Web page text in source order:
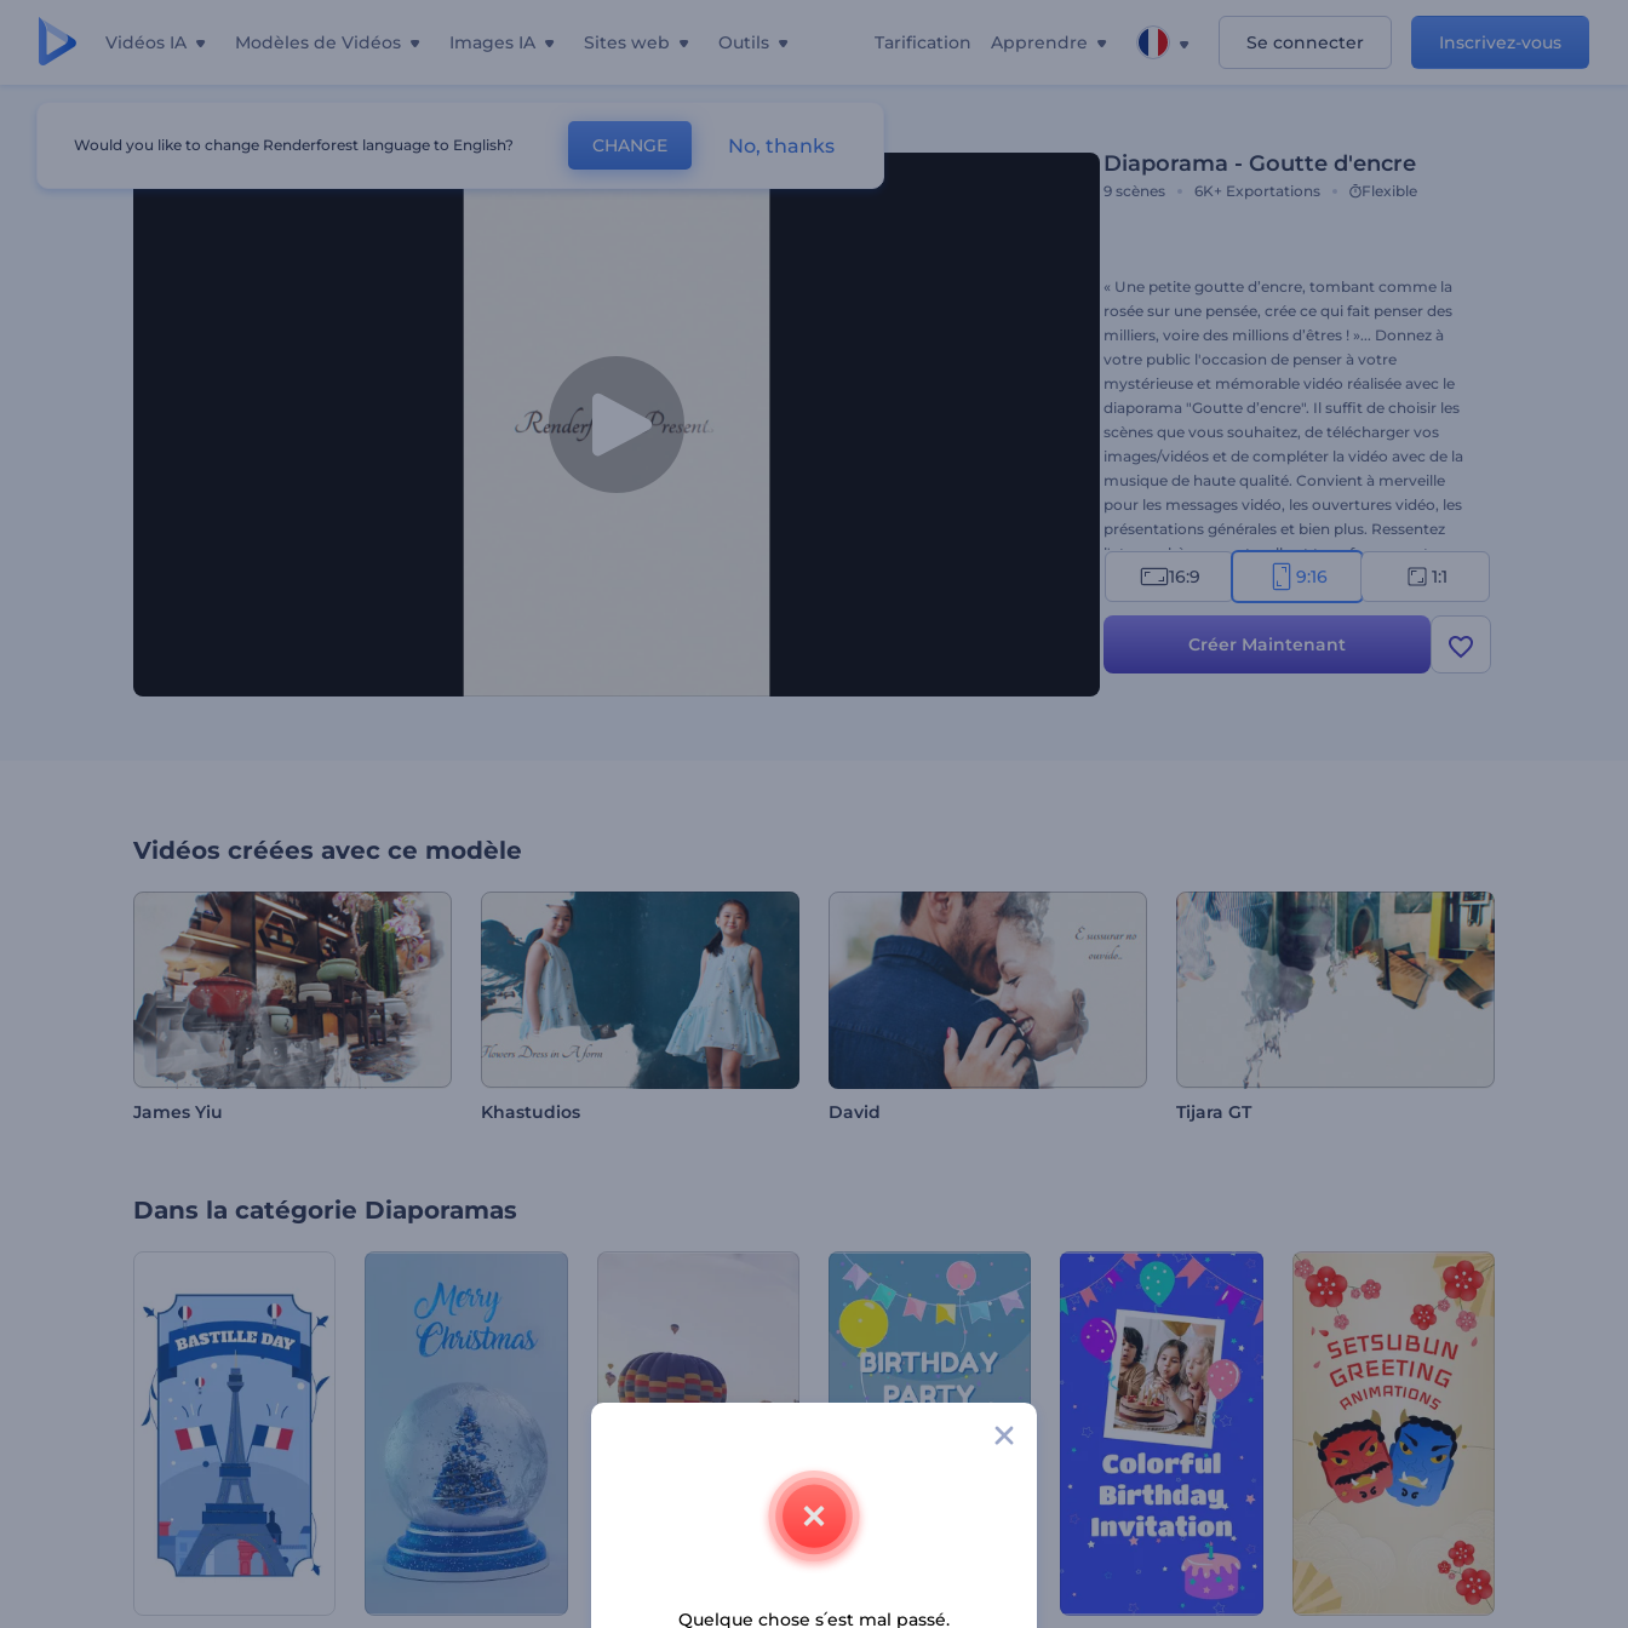
Vidéos IA Modèles de Vidéos Images IA Sites web Outils Tarification Apprendre Se connecter Inscrivez-vous
Diaporama - Goutte d'encre
9 scènes 6K+ Exportations Flexible
« Une petite goutte d’encre, tombant comme la
rosée sur une pensée, crée ce qui fait penser des
milliers, voire des millions d’êtres ! »... Donnez à
votre public l'occasion de penser à votre
mystérieuse et mémorable vidéo réalisée avec le
diaporama "Goutte d’encre". Il suffit de choisir les
scènes que vous souhaitez, de télécharger vos
images/vidéos et de compléter la vidéo avec de la
musique de haute qualité. Convient à merveille
pour les messages vidéo, les ouvertures vidéo, les
présentations générales et bien plus. Ressentez
l'atmosphère surnaturelle et transformez votre
diaporama en une présentation impressionnante. À
vous d’essayer !
16:9 9:16 1:1
Créer Maintenant
Vidéos créées avec ce modèle
James Yiu Khastudios David Tijara GT
Dans la catégorie Diaporamas
Would you like to change Renderforest language to English? CHANGE No, thanks
Quelque chose s՛est mal passé.